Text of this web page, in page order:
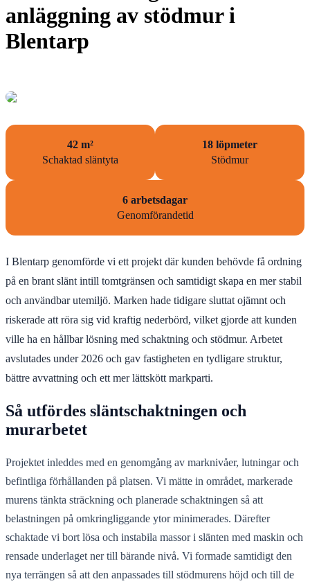
anläggning av stödmur i
Blentarp
42 m²
Schaktad släntyta
18 löpmeter
Stödmur
6 arbetsdagar
Genomförandetid
I Blentarp genomförde vi ett projekt där kunden behövde få ordning
på en brant slänt intill tomtgränsen och samtidigt skapa en mer stabil
och användbar utemiljö. Marken hade tidigare sluttat ojämnt och
riskerade att röra sig vid kraftig nederbörd, vilket gjorde att kunden
ville ha en hållbar lösning med schaktning och stödmur. Arbetet
avslutades under 2026 och gav fastigheten en tydligare struktur,
bättre avvattning och ett mer lättskött markparti.
Så utfördes släntschaktningen och
murarbetet
Projektet inleddes med en genomgång av marknivåer, lutningar och
befintliga förhållanden på platsen. Vi mätte in området, markerade
murens tänkta sträckning och planerade schaktningen så att
belastningen på omkringliggande ytor minimerades. Därefter
schaktade vi bort lösa och instabila massor i slänten med maskin och
rensade underlaget ner till bärande nivå. Vi formade samtidigt den
nya terrängen så att den anpassades till stödmurens höjd och till de